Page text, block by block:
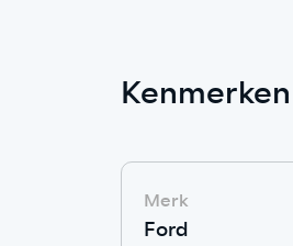
Kenmerken
Merk
Ford